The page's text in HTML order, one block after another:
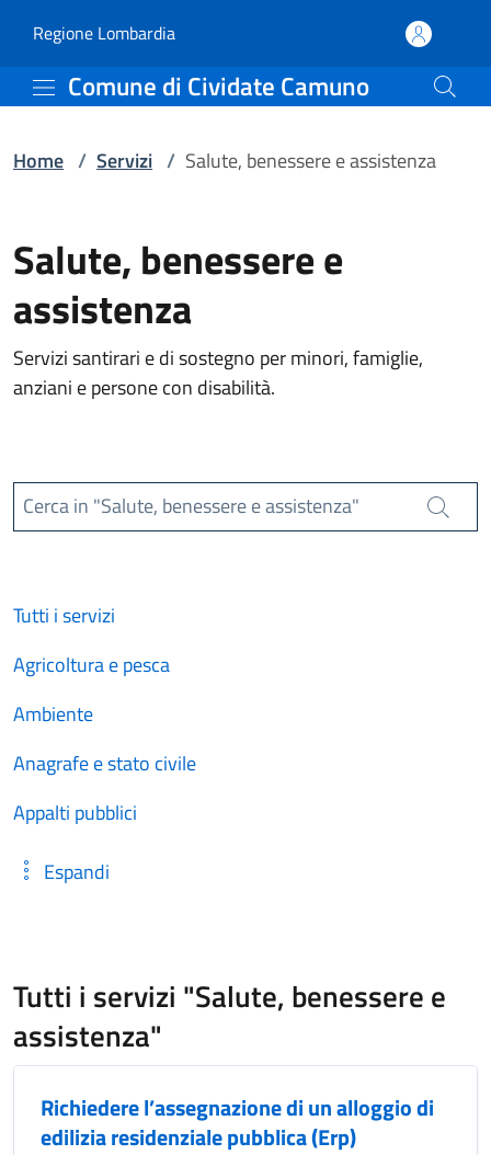
Servizi | Comune di
Regione Lombardia(apre in un'altra scheda).
Comune di Cividate Camuno
Home / Servizi / Salute, benessere e assistenza
Salute, benessere e
assistenza
Servizi santirari e di sostegno per minori, famiglie,
anziani e persone con disabilità.
Cerca in "Salute, benessere e assistenza"
Cerca
Tutti i servizi
Agricoltura e pesca
Ambiente
Anagrafe e stato civile
Appalti pubblici
Espandi
Tutti i servizi "Salute, benessere e
assistenza"
Richiedere l’assegnazione di un alloggio di
edilizia residenziale pubblica (Erp)